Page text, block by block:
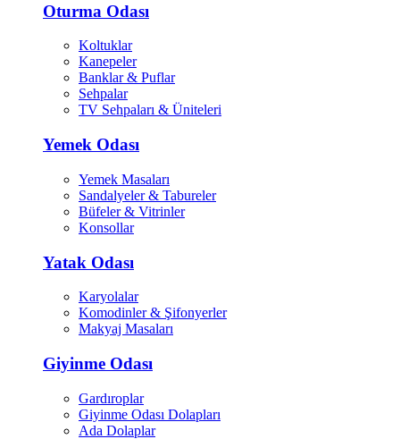
Oturma Odası
Koltuklar
Kanepeler
Banklar & Puflar
Sehpalar
TV Sehpaları & Üniteleri
Yemek Odası
Yemek Masaları
Sandalyeler & Tabureler
Büfeler & Vitrinler
Konsollar
Yatak Odası
Karyolalar
Komodinler & Şifonyerler
Makyaj Masaları
Giyinme Odası
Gardıroplar
Giyinme Odası Dolapları
Ada Dolaplar